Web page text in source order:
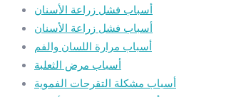
أسباب فشل زراعة الأسنان
أسباب فشل زراعة الأسنان
أسباب مرارة اللسان والفم
أسباب مرض الثعلبة
أسباب مشكلة التقرحات الفموية